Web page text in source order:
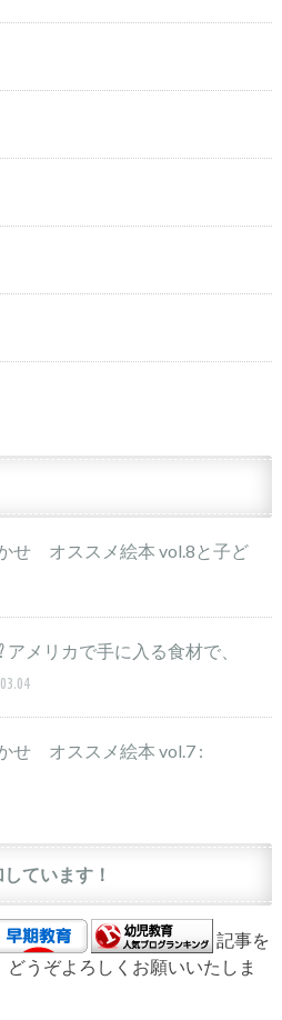
せ オススメ絵本 vol.8と子ど
メリカで手に入る食材で、
せ オススメ絵本 vol.7 :
ています！
記事を
うぞよろしくお願いいたしま